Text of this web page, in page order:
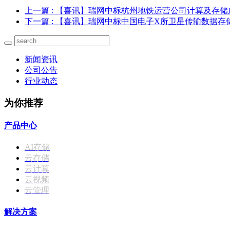
上一篇 : 【喜讯】瑞网中标杭州地铁运营公司计算及存储
下一篇 : 【喜讯】瑞网中标中国电子X所卫星传输数据存
新闻资讯
公司公告
行业动态
为你推荐
产品中心
AI存储
云存储
云计算
云视频
云管理
解决方案